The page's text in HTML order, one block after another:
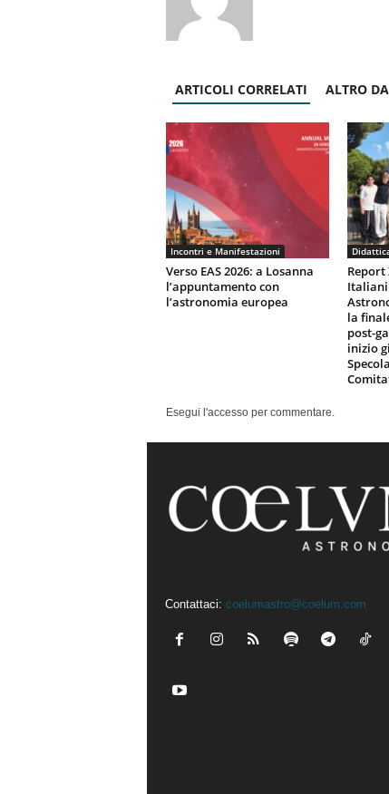
ARTICOLI CORRELATI ALTRO
Incontri e Manifestazioni
Verso EAS 2026: a Losanna
l’appuntamento con
l’astronomia europea
Report
la
post-
inizio
Esegui l'accesso per commentare.
Contattaci: coelumastro@coelum.com